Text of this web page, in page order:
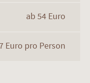
ab 54 Euro
Euro pro Person